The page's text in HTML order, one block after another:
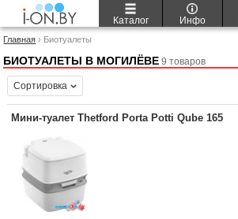
Каталог Инфо
Главная › Биотуалеты
БИОТУАЛЕТЫ В МОГИЛЁВЕ 9 товаров
Сортировка
Мини-туалет Thetford Porta Potti Qube 165